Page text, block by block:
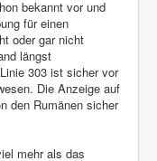
bekannt vor und
für einen
oder gar nicht
längst
303 ist sicher vor
Die Anzeige auf
den Rumänen sicher
mehr als das